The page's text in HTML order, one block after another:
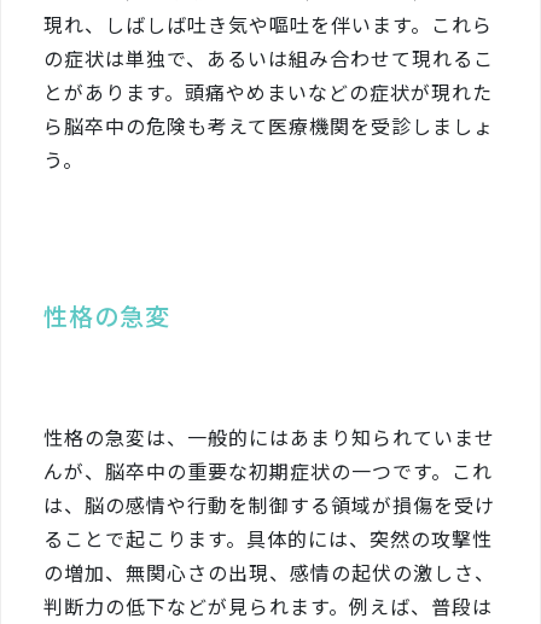
現れ、しばしば吐き気や嘔吐を伴います。これら
の症状は単独で、あるいは組み合わせて現れるこ
とがあります。頭痛やめまいなどの症状が現れた
ら脳卒中の危険も考えて医療機関を受診しましょ
う。
性格の急変
性格の急変は、一般的にはあまり知られていませ
んが、脳卒中の重要な初期症状の一つです。これ
は、脳の感情や行動を制御する領域が損傷を受け
ることで起こります。具体的には、突然の攻撃性
の増加、無関心さの出現、感情の起伏の激しさ、
判断力の低下などが見られます。例えば、普段は